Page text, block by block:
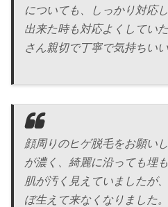
についても、しっかり対応
出来た時も対応よくしてい
さん親切で丁寧で気持ちい
顔周りのヒゲ脱毛をお願い
が濃く、綺麗に沿っても埋
肌が汚く見えていましたが
ぼ生えて来なくなりました